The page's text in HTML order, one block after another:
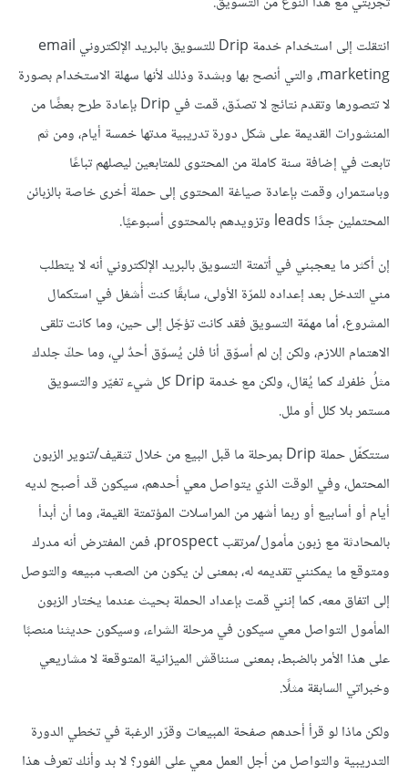
انتقلت إلى استخدام خدمة Drip للتسويق بالبريد الإلكتروني email
marketing، والتي أنصح بها وبشدة وذلك لأنها سهلة الاستخدام بصورة
لا تتصورها وتقدم نتائج لا تصدّق، قمت في Drip بإعادة طرح بعضًا من
المنشورات القديمة على شكل دورة تدريبية مدتها خمسة أيام، ومن ثم
تابعت في إضافة سنة كاملة من المحتوى للمتابعين ليصلهم تباعًا
وباستمرار، وقمت بإعادة صياغة المحتوى إلى حملة أخرى خاصة بالزبائن
المحتملين جدًا leads وتزويدهم بالمحتوى أسبوعيًا.
إن أكثر ما يعجبني في أتمتة التسويق بالبريد الإلكتروني أنه لا يتطلب
مني التدخل بعد إعداده للمرّة الأولى، سابقًا كنت أُشغل في استكمال
المشروع، أما مهمّة التسويق فقد كانت تؤجّل إلى حين، وما كانت تلقى
الاهتمام اللازم، ولكن إن لم أسوّق أنا فلن يُسوّق أحدٌ لي، وما حكّ جلدك
مثلُ ظفرك كما يُقال، ولكن مع خدمة Drip كل شيء تغيّر والتسويق
مستمر بلا كلل أو ملل.
ستتكفّل حملة Drip بمرحلة ما قبل البيع من خلال تثقيف/تنوير الزبون
المحتمل، وفي الوقت الذي يتواصل معي أحدهم، سيكون قد أصبح لديه
أيام أو أسابيع أو ربما أشهر من المراسلات المؤتمتة القيمة، وما أن أبدأ
بالمحادثة مع زبون مأمول/مرتقب prospect، فمن المفترض أنه مدرك
ومتوقع ما يمكنني تقديمه له، بمعنى لن يكون من الصعب مبيعه والتوصل
إلى اتفاق معه، كما إنني قمت بإعداد الحملة بحيث عندما يختار الزبون
المأمول التواصل معي سيكون في مرحلة الشراء، وسيكون حديثنا منصبًا
على هذا الأمر بالضبط، بمعنى سنناقش الميزانية المتوقعة لا مشاريعي
وخبراتي السابقة مثلًا.
ولكن ماذا لو قرأ أحدهم صفحة المبيعات وقرّر الرغبة في تخطي الدورة
التدريبية والتواصل من أجل العمل معي على الفور؟ لا بد وأنك تعرف هذا